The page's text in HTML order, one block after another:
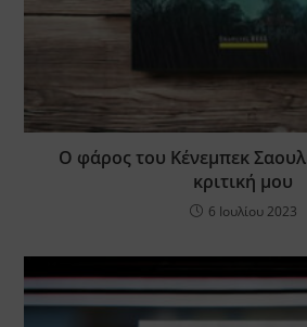
Ο φάρος του Κένεμπεκ
κριτική μου
6 Ιουλίου 2023